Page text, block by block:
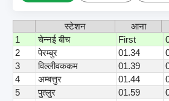
स्टेशन आना
1
चेन्नई बीच First
2
पेरम्बुर 01.34
3
विल्लीवककम 01.39
4
अम्बत्तुर 01.44
5
पुत्लुर 01.59